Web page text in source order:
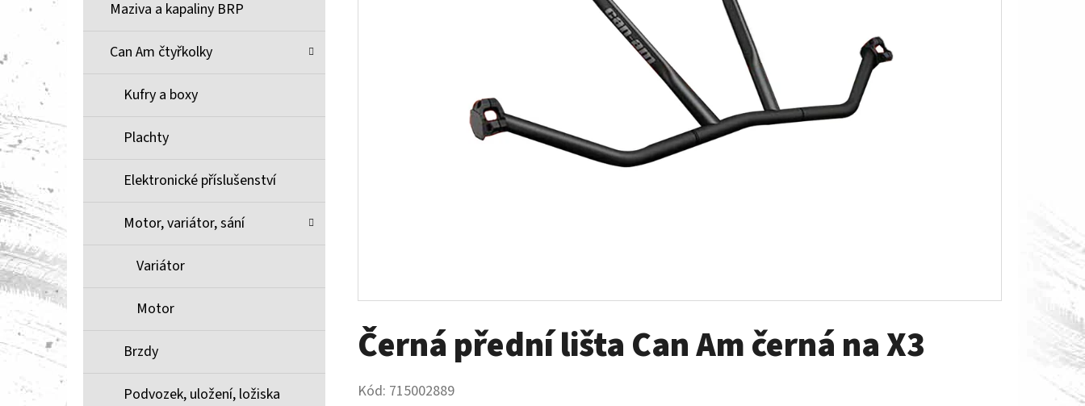
Maziva a kapaliny BRP
Can Am čtyřkolky
Kufry a boxy
Plachty
Elektronické příslušenství
Motor, variátor, sání
Variátor
Motor
Brzdy
Podvozek, uložení, ložiska
Černá přední lišta Can Am černá na X3
Kód: 715002889
BRZDOVÉ DESTIČKY ZE SLINUTÉHO KOVU
1 100 Kč
PALIVOVÉ ČERPADLO S MĚŘÁKEM PALIVA CAN-
10 900 Kč